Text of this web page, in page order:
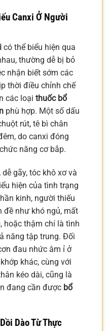
Canxi Ở Người
có thể biểu hiện qua
thường dễ bị bỏ
nhận biết sớm các
thời điều chỉnh chế
các loại thuốc bổ
phù hợp. Một số dấu
rút, tê bì chân
do canxi đóng
năng cơ bắp.
gãy, tóc khô xơ và
hiện của tình trạng
kinh, người thiếu
đề như khó ngủ, mất
hoặc thậm chí là tình
năng tập trung. Đối
đau nhức âm ỉ ở
khác, cùng với
kéo dài, cũng là
đang cần được bổ
Dào Từ Thực